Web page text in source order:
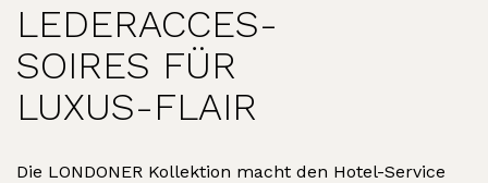
LEDERACCES­
SOIRES FÜR
LUXUS-FLAIR
Die LONDONER Kollektion macht den Hotel-Service